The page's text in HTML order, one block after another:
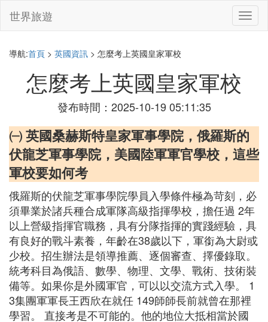
切
換
世界旅遊
導航:首頁 > 英國資訊 > 怎麼考上英國皇家軍校
怎麼考上英國皇家軍校
發布時間：2025-10-19 05:11:35
㈠ 英國桑赫斯特皇家軍事學院，俄羅斯的
伏龍芝軍事學院，美國陸軍軍官學校，這些
軍校要如何考
俄羅斯的伏龍芝軍事學院學員入學條件極為苛刻，必
須畢業於諸兵種合成軍隊高級指揮學校，擔任過 2年
以上營級指揮官職務，具有分隊指揮的實踐經驗，具
有良好的戰斗素養，年齡在38歲以下，軍銜為大尉或
少校。招生辦法是領導推薦、逐個審查、擇優錄取。
統考科目為俄語、數學、物理、文學、戰術、技術裝
備等。如果你是外國軍官，可以以交流方式入學。 1
3集團軍軍長王西欣在就任 149師師長前就曾在那裡
學習。 直接考是不可能的。他的地位大抵相當於國